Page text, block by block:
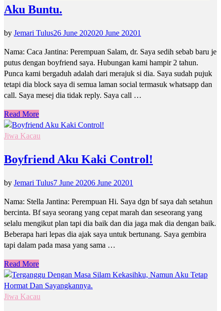
Aku Buntu.
by Jemari Tulus26 June 202020 June 20201
Nama: Caca Jantina: Perempuan Salam, dr. Saya sedih sebab baru je
putus dengan boyfriend saya. Hubungan kami hampir 2 tahun.
Punca kami bergaduh adalah dari merajuk si dia. Saya sudah pujuk
tetapi dia block saya di semua laman social termasuk whatsapp dan
call. Saya mesej dia tidak reply. Saya call …
Read More
Jiwa Kacau
Boyfriend Aku Kaki Control!
by Jemari Tulus7 June 20206 June 20201
Nama: Stella Jantina: Perempuan Hi. Saya dgn bf saya dah setahun
bercinta. Bf saya seorang yang cepat marah dan seseorang yang
selalu mengikut plan tapi dia baik dan dia jaga mak dia dengan baik.
Beberapa hari lepas dia ajak saya untuk bertunang. Saya gembira
tapi dalam pada masa yang sama …
Read More
Jiwa Kacau